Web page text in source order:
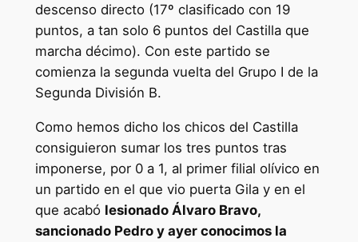
descenso directo (17º clasificado con 19
puntos, a tan solo 6 puntos del Castilla que
marcha décimo). Con este partido se
comienza la segunda vuelta del Grupo I de la
Segunda División B.
Como hemos dicho los chicos del Castilla
consiguieron sumar los tres puntos tras
imponerse, por 0 a 1, al primer filial olívico en
un partido en el que vio puerta Gila y en el
que acabó lesionado Álvaro Bravo,
sancionado Pedro y ayer conocimos la